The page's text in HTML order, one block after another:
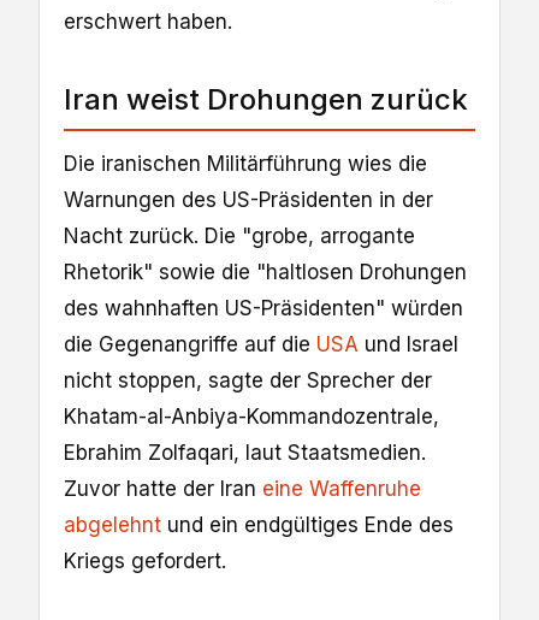
erschwert haben.
Iran weist Drohungen zurück
Die iranischen Militärführung wies die
Warnungen des US-Präsidenten in der
Nacht zurück. Die "grobe, arrogante
Rhetorik" sowie die "haltlosen Drohungen
des wahnhaften US-Präsidenten" würden
die Gegenangriffe auf die USA und Israel
nicht stoppen, sagte der Sprecher der
Khatam-al-Anbiya-Kommandozentrale,
Ebrahim Zolfaqari, laut Staatsmedien.
Zuvor hatte der Iran eine Waffenruhe
abgelehnt und ein endgültiges Ende des
Kriegs gefordert.